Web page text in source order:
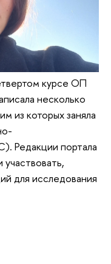
курсе ОП
несколько
из которых заняла
Редакции портала
для исследования